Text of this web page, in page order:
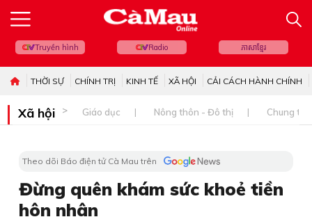
Truyền hình Radio ភាសាខ្មែរ
THỜI SỰ CHÍNH TRỊ KINH TẾ XÃ HỘI CẢI CÁCH HÀNH CHÍNH
Xã hội Giáo dục Nông thôn - Đô thị Chung
Theo dõi Báo điện tử Cà Mau trên
Đừng quên khám sức khoẻ tiền
hôn nhân